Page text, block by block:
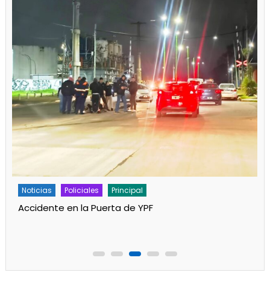
Noticias Policiales Principal
Accidente en la Puerta de YPF